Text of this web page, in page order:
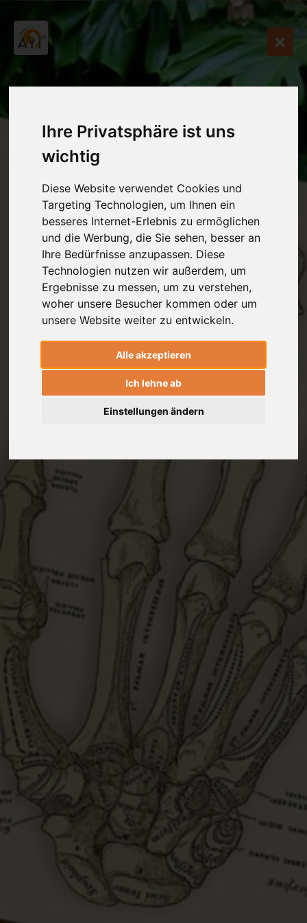
Ihre Privatsphäre ist uns
wichtig
Diese Website verwendet Cookies und
Targeting Technologien, um Ihnen ein
besseres Internet-Erlebnis zu ermöglichen
und die Werbung, die Sie sehen, besser an
Ihre Bedürfnisse anzupassen. Diese
Technologien nutzen wir außerdem, um
Ergebnisse zu messen, um zu verstehen,
woher unsere Besucher kommen oder um
unsere Website weiter zu entwickeln.
Alle akzeptieren
Ich lehne ab
Einstellungen ändern